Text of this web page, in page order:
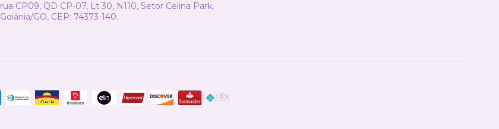
rua CP09, QD CP-07, Lt 30, N110, Setor Celina Park,
Goiânia/GO, CEP: 74373-140.